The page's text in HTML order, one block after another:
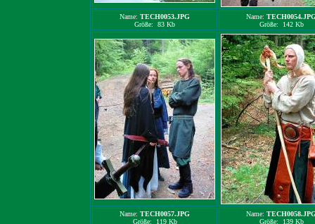
Name: TECH0053.JPG
Größe: 83 Kb
Name:
Größe: 142 Kb
Name: TECH0057.JPG
Größe: 119 Kb
Name:
Größe: 139 Kb